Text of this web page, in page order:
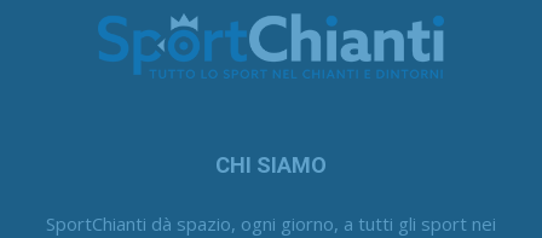
CHI SIAMO
SportChianti dà spazio, ogni giorno, a tutti gli sport nei